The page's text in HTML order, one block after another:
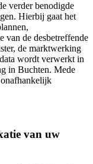
verder benodigde
Hierbij gaat het
van de desbetreffende
de marktwerking
wordt verwerkt in
in Buchten. Mede
van uw